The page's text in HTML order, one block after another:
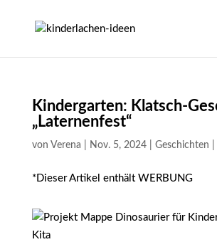
Kindergarten: Klatsch-
„Laternenfest“
von Verena Nov. 5, 2024| Geschichten
*Dieser Artikel enthält WERBUNG